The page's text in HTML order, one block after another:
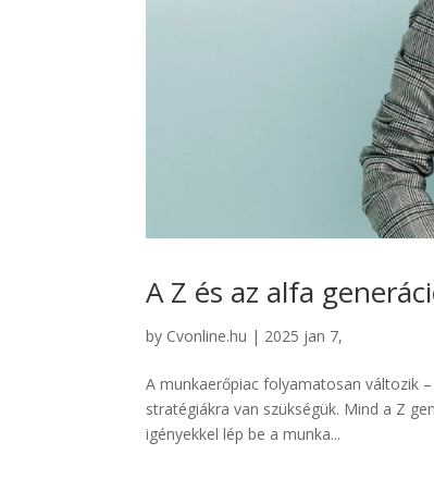
A Z és az alfa
by Cvonline.hu | 2025 jan 7,
A munkaerőpiac folyamatosan változik
stratégiákra van szükségük. Mind a Z
igényekkel lép be a munka...